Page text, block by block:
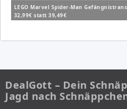
LEGO Marvel Spider-Man
32,99€ statt 39,49€
DealGott – Dein
Jagd nach